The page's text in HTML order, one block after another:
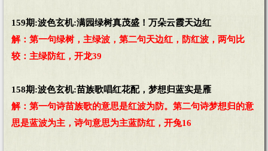
159期:波色玄机:满园绿树真茂盛！万朵云霞天边红
解：第一句绿树，主绿波，第二句天边红，防红波，两句比
较：主绿防红，开龙39
158期:波色玄机:苗族歌唱红花配，梦想归蓝实是雁
解：第一句诗苗族歌的意思是红波为防。第二句诗梦想归的意
思是蓝波为主，诗句意思为主蓝防红，开兔16